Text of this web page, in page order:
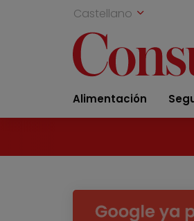
Castellano
Alimentación